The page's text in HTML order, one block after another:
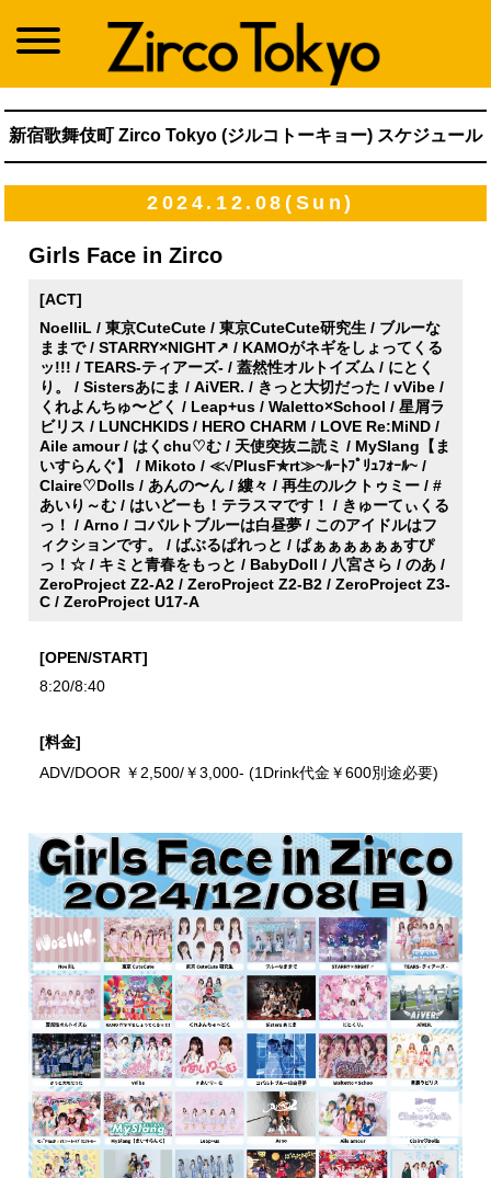
新宿歌舞伎町 Zirco Tokyo (ジルコトーキョー) スケジュール
2024.12.08(Sun)
Girls Face in Zirco
[ACT]
NoelliL / 東京CuteCute / 東京CuteCute研究生 / ブルーな
ままで / STARRY×NIGHT↗ / KAMOがネギをしょってくる
ッ!!! / TEARS-ティアーズ- / 蓋然性オルトイズム / にとく
り。 / Sistersあにま / AiVER. / きっと大切だった / vVibe /
くれよんちゅ〜どく / Leap+us / Waletto×School / 星屑ラ
ビリス / LUNCHKIDS / HERO CHARM / LOVE Re:MiND /
Aile amour / はくchu♡む / 天使突抜ニ読ミ / MySlang【ま
いすらんぐ】 / Mikoto / ≪√PlusF✯rt≫~ﾙｰﾄﾌﾟﾘｭﾌｫｰﾙ~ /
Claire♡Dolls / あんの〜ん / 縷々 / 再生のルクトゥミー / #
あいり～む / はいどーも！テラスマです！ / きゅーてぃくる
っ！ / Arno / コバルトブルーは白昼夢 / このアイドルはフ
ィクションです。 / ばぶるぱれっと / ぱぁぁぁぁぁぁすぴ
っ！☆ / キミと青春をもっと / BabyDoll / 八宮さら / のあ /
ZeroProject Z2-A2 / ZeroProject Z2-B2 / ZeroProject Z3-
C / ZeroProject U17-A
[OPEN/START]
8:20/8:40
[料金]
ADV/DOOR ￥2,500/￥3,000- (1Drink代金￥600別途必要)